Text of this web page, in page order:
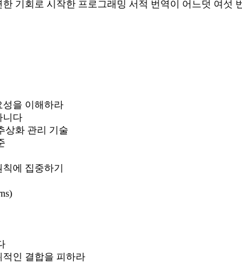
기회로 시작한 프로그래밍 서적 번역이 어느덧 여섯
성을 이해하라
니다
상화 관리 기술
에 집중하기
적인 결합을 피하라